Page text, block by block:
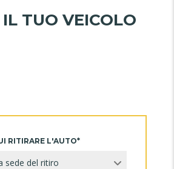
TUO VEICOLO
RITIRARE L'AUTO*
sede del ritiro